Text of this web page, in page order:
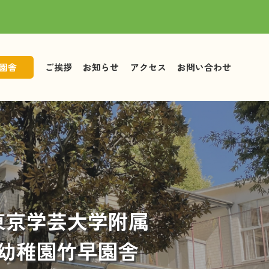
児童募集
舎
園児募集
ご挨拶 お知らせ アクセス お問い合わせ
京学芸大学附属
稚園竹早園舎